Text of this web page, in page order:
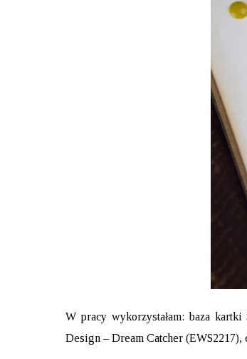
W pracy wykorzystałam:baza kartki
Design – Dream Catcher (EWS2217),